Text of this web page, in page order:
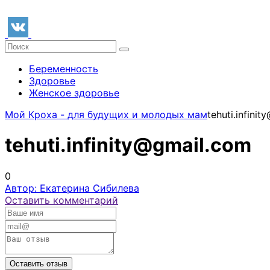
Беременность
Здоровье
Женское здоровье
Мой Кроха - для будущих и молодых мам
tehuti.infinity@gmail.com
0
Автор: Екатерина Сибилева
Оставить комментарий